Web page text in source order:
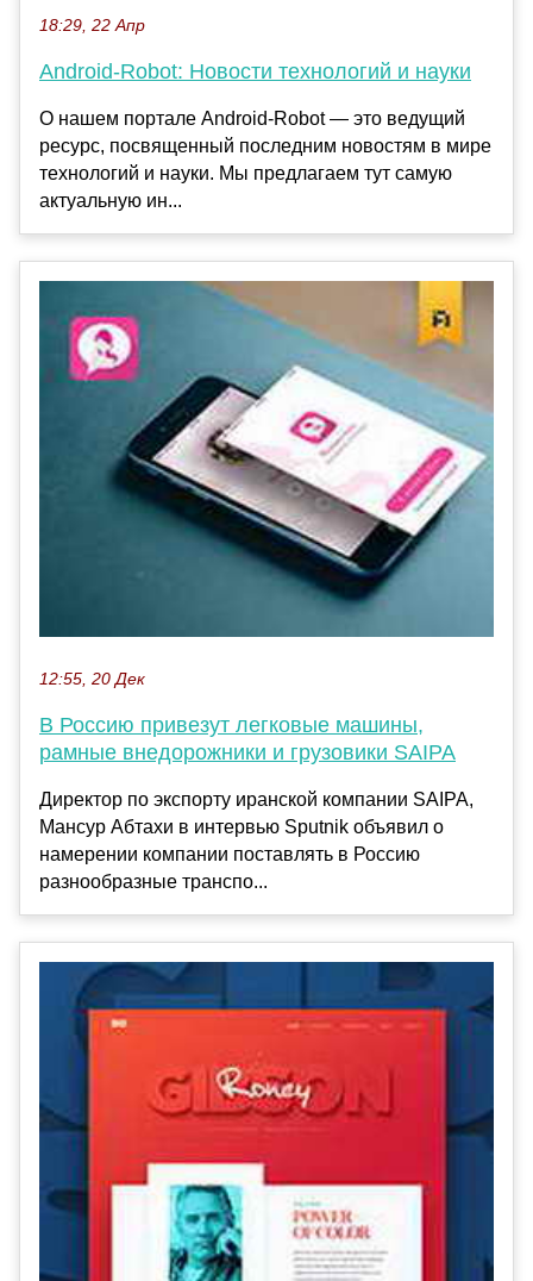
18:29, 22 Апр
Android-Robot: Новости технологий и науки
О нашем портале Android-Robot — это ведущий
ресурс, посвященный последним новостям в мире
технологий и науки. Мы предлагаем тут самую
актуальную ин...
12:55, 20 Дек
В Россию привезут легковые машины,
рамные внедорожники и грузовики SAIPA
Директор по экспорту иранской компании SAIPA,
Мансур Абтахи в интервью Sputnik объявил о
намерении компании поставлять в Россию
разнообразные транспо...